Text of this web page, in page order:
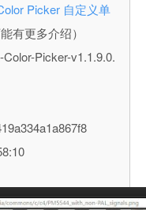
Picker 自定义单
有更多介绍）
Picker-v1.1.9.0.